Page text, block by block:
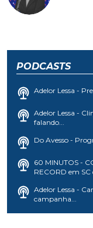
PODCASTS
Adelor Lessa -
Adelor Lessa -
falando...
Do Avesso -
60 MINUTOS -
RECORD em SC
Adelor Lessa -
campanha...